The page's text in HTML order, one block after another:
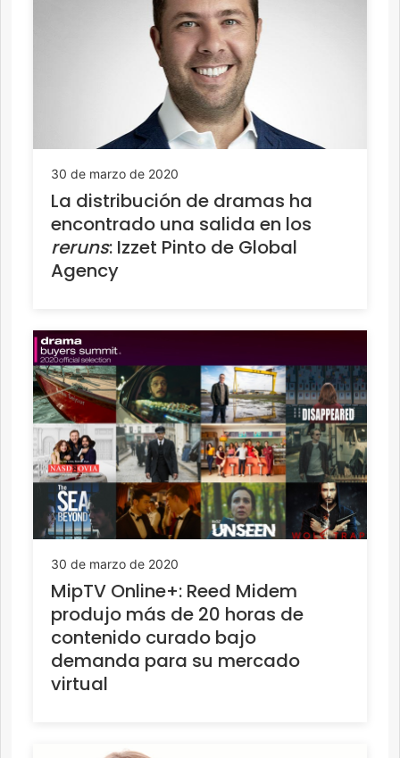
30 de marzo de 2020
La distribución de dramas ha
encontrado una salida en los
reruns: Izzet Pinto de Global
Agency
30 de marzo de 2020
MipTV Online+: Reed Midem
produjo más de 20 horas de
contenido curado bajo
demanda para su mercado
virtual